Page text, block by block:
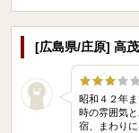
[広島県/庄原] 高
昭和４２年
時の雰囲気
宿、まわり